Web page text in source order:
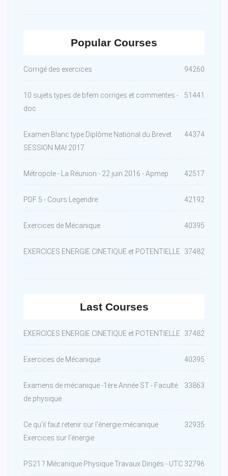
Popular Courses
Corrigé des exercices 94260
10 sujets types de bfem corriges et commentes -
doc
51441
Examen Blanc type Diplôme National du Brevet
SESSION MAI 2017
44374
Métropole - La Réunion - 22 juin 2016 - Apmep 42517
PDF 5 - Cours Legendre 42192
Exercices de Mécanique 40395
EXERCICES ENERGIE CINETIQUE et POTENTIELLE 37482
Last Courses
EXERCICES ENERGIE CINETIQUE et POTENTIELLE 37482
Exercices de Mécanique 40395
Examens de mécanique -1ère Année ST - Faculté
de physique
33863
Ce qu'il faut retenir sur l'énergie mécanique
Exercices sur l'énergie
32935
PS21 ? Mécanique Physique Travaux Dirigés - UTC 32796